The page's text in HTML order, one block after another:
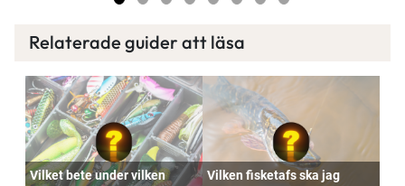
Relaterade guider att läsa
Vilket bete under vilken
Vilken fisketafs ska jag